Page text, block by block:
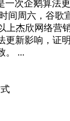
一次企鹅算法
间周六，谷歌
上杰欣网络营
更新影响，证
。 ...